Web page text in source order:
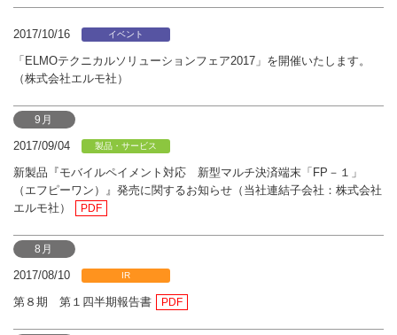
2017/10/16 イベント
「ELMOテクニカルソリューションフェア2017」を開催いたします。
（株式会社エルモ社）
9月
2017/09/04 製品・サービス
新製品『モバイルペイメント対応 新型マルチ決済端末「FP－１」
（エフピーワン）』発売に関するお知らせ（当社連結子会社：株式会社
エルモ社）
PDF
8月
2017/08/10 IR
第８期 第１四半期報告書 PDF